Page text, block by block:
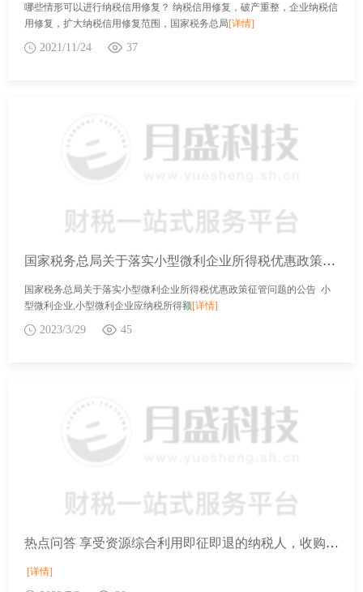
哪些情形可以进行纳税信用修复？ 纳税信用修复，破产重整，企业纳税信
用修复，扩大纳税信用修复范围，国家税务总局[详情]
2021/11/24 37
国家税务总局关于落实小型微利企业所得税优惠政策征管问题的公告
国家税务总局关于落实小型微利企业所得税优惠政策征管问题的公告 小
型微利企业,小型微利企业应纳税所得额[详情]
2023/3/29 45
热点问答 享受资源综合利用即征即退的纳税人，收购再生资源是否需要留存销售方的相关信息？
[详情]